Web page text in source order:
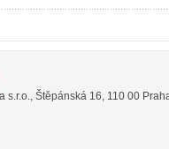
s.r.o., Štěpánská 16, 110 00